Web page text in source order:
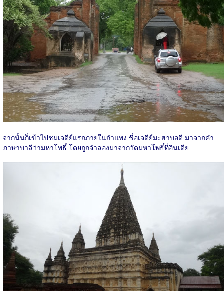
จากนั้นก็เข้าไปชมเจดีย์แรกภายในกำแพง ชื่อเจดีย์มะฮาบอดี มาจากคำ
ภาษาบาลีว่ามหาโพธิ์ โดยถูกจำลองมาจากวัดมหาโพธิ์ที่อินเดีย